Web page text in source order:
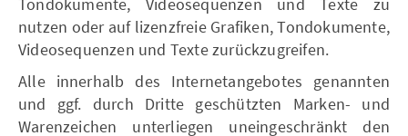
nutzen oder auf lizenzfreie Grafiken, Tondokumente,
Videosequenzen und Texte zurückzugreifen.
Alle innerhalb des Internetangebotes genannten
und ggf. durch Dritte geschützten Marken- und
Warenzeichen unterliegen uneingeschränkt den